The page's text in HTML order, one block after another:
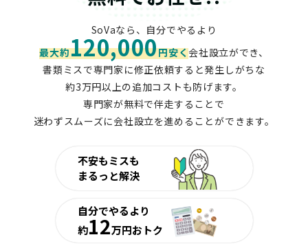
SoVaなら、自分でやるより
最大約120,000円安く会社設立ができ、
書類ミスで専門家に修正依頼すると発生しがちな
約3万円以上の追加コストも防げます。
専門家が無料で伴走することで
迷わずスムーズに会社設立を進めることができます。
不安もミスも
まるっと解決
自分でやるより
約12万円おトク